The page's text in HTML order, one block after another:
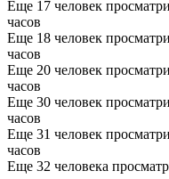
Еще 17 человек
часов
Еще 18 человек
часов
Еще 20 человек
часов
Еще 30 человек
часов
Еще 31 человек
часов
Еще 32 человека